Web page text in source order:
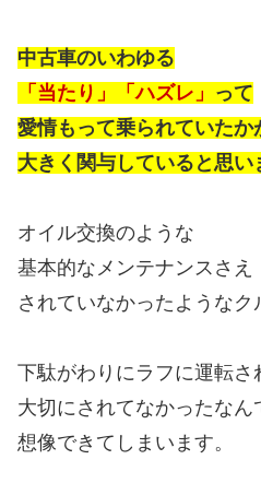
中古車のいわゆる
「当たり」「ハズレ」 って
愛情もって乗られていたか
大きく関与していると思い
オイル交換のような
基本的なメンテナンスさえ
されていなかったようなク
下駄がわりにラフに運転さ
大切にされてなかったなん
想像できてしまいます。